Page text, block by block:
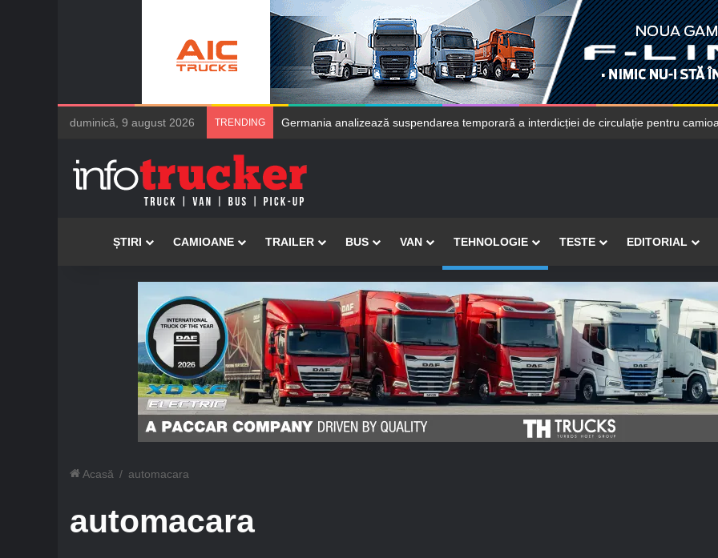
duminică, 9 august 2026 TRENDING Germania analizează suspendarea temporară a interdicției de circulație pentru
AcasăȘTIRI CAMIOANE TRAILER BUS VAN TEHNOLOGIE TESTE EDITORIAL
Acasă / automacara
automacara